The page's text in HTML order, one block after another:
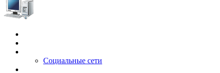
Социальные сети